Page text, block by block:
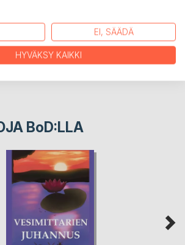
BoD:LLA
EI, SÄÄDÄ
HYVÄKSY KAIKKI